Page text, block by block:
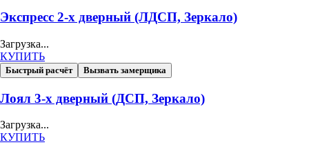
Экспресс 2-х дверный (ЛДСП, Зеркало)
Загрузка...
КУПИТЬ
Быстрый расчёт Вызвать замерщика
Лоял 3-х дверный (ДСП, Зеркало)
Загрузка...
КУПИТЬ